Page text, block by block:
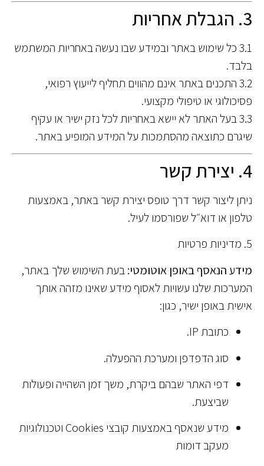
3. הגבלת אחריות
3.1 כל שימוש באתר ובמידע שבו נעשה באחריות המשתמש
בלבד.
3.2 התכנים באתר אינם מהווים תחליף לייעוץ רפואי,
פסיכולוגי או טיפולי מקצועי.
3.3 בעל האתר לא יישא באחריות לכל נזק ישיר או עקיף
שיגרם כתוצאה מהסתמכות על המידע המופיע באתר.
4. יצירת קשר
ניתן ליצור קשר דרך טופס יצירת קשר באתר, באמצעות
טלפון או דוא״ל שפורסמו לעיל.
5. מדיניות פרטיות
מידע הנאסף באופן אוטומטי:בעת השימוש שלך באתר,
המערכות שלנו עשויות לאסוף מידע שאינו מזהה אותך
אישית באופן ישיר, כגון:
כתובת IP.
סוג הדפדפן ומערכת ההפעלה.
דפי האתר שבהם ביקרת, משך זמן השהייה ופעולות
שביצעת.
מידע שנאסף באמצעות קובצי Cookies וטכנולוגיות
מעקב דומות